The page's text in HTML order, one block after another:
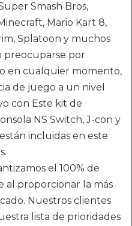
Smash Bros,
Mario Kart 8,
Splatoon y muchos
preocuparse por
en cualquier momento,
de juego a un nivel
con Este kit de
NS Switch, J-con y
incluidas en este
el 100% de
al proporcionar la más
Nuestros clientes
lista de prioridades